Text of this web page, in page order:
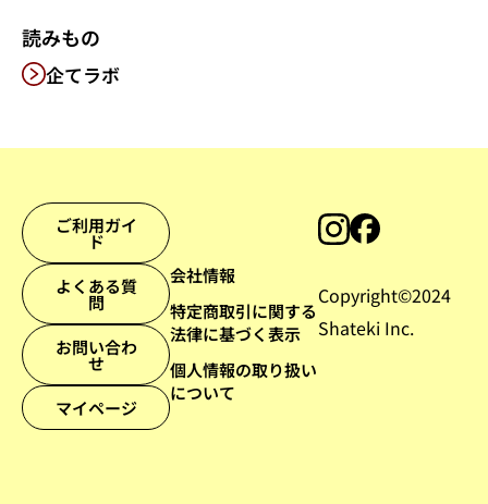
読みもの
企てラボ
ご利用ガイ
ド
よくある質
問
お問い合わ
せ
マイページ
会社情報
特定商取引に関する
法律に基づく表示
個人情報の取り扱い
について
Copyright©︎2024
Shateki Inc.